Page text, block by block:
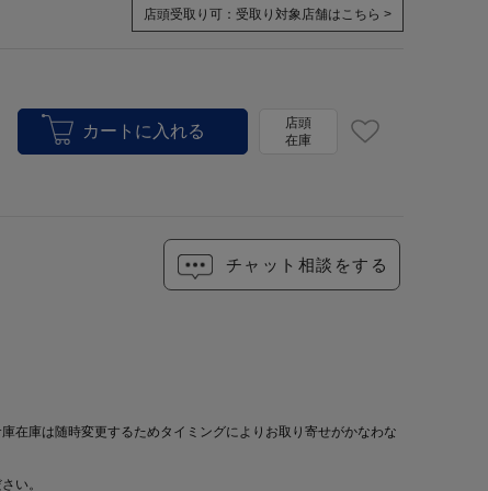
店頭受取り可： 受取り対象店舗はこちら >
店頭
在庫
チャット相談をする
在庫は随時変更するためタイミングによりお取り寄せがかなわな
い。